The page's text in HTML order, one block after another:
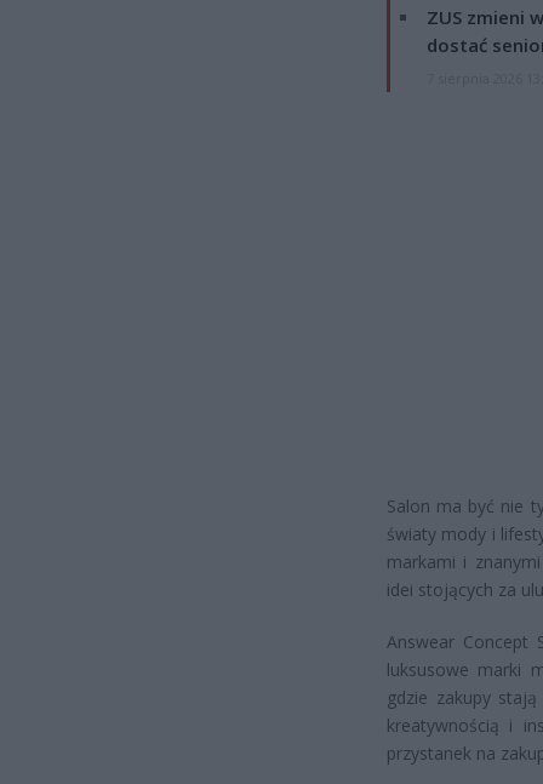
ZUS zmieni
dostać
Salon ma być nie
światy mody i
markami i
idei stojących za
Answear Concept
luksusowe marki
gdzie zakupy
kreatywnością i
przystanek na